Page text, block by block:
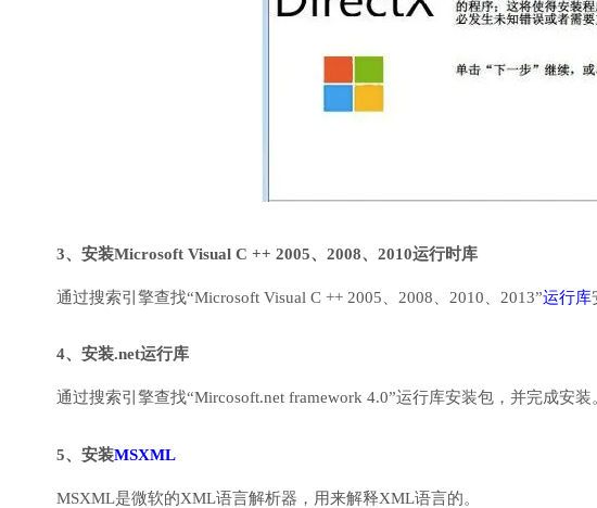
3、安装Microsoft Visual C ++ 2005、2008、2010运行时库
通过搜索引擎查找“Microsoft Visual C ++ 2005、2008、2010、2013”运行库
4、安装.net运行库
通过搜索引擎查找“Mircosoft.net framework 4.0”运行库安装包，并完成安装
5、安装MSXML
MSXML是微软的XML语言解析器，用来解释XML语言的。